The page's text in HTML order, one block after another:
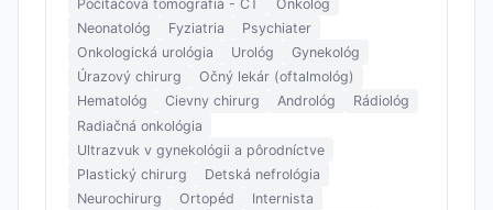
Počítačová tomografia - CT
Onkológ
Neonatológ
Fyziatria
Psychiater
Onkologická urológia
Urológ
Gynekológ
Úrazový chirurg
Očný lekár (oftalmológ)
Hematológ
Cievny chirurg Andrológ
Rádiológ
Radiačná onkológia
Ultrazvuk v gynekológii a pôrodníctve
Plastický chirurg
Detská nefrológia
Neurochirurg
Ortopéd
Internista